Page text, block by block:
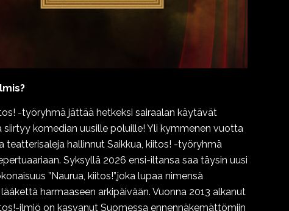
-työryhmä jättää hetkeksi sairaalan käytävät
siirtyy komedian uusille poluille! Yli kymmenen vuotta
teatterisaleja hallinnut Saikkua, kiitos! -työryhmä
Syksyllä 2026 ensi-iltansa saa täysin uusi
”Naurua, kiitos!”,joka lupaa nimensä
harmaaseen arkipäivään. Vuonna 2013 alkanut
ilmiö on kasvanut Suomessa ennennäkemättömiin